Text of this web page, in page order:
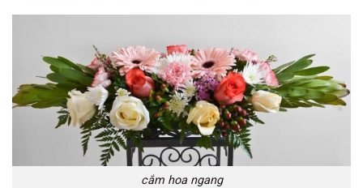
cắm hoa ngang